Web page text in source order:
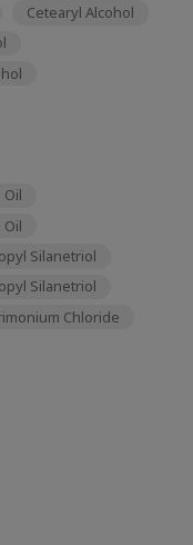
Cetearyl Alcohol
Silanetriol
Silanetriol
Chloride